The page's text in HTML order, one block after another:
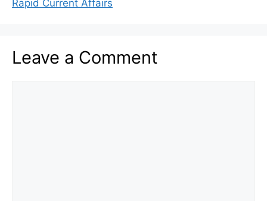
Rapid Current Affairs
Leave a Comment